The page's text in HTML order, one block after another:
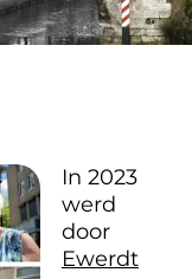
In 2023
werd
door
Ewerdt